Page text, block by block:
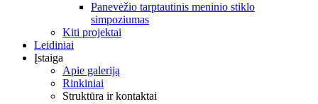
Panevėžio tarptautinis meninio stiklo
simpoziumas
Kiti projektai
Leidiniai
Įstaiga
Apie galeriją
Rinkiniai
Struktūra ir kontaktai